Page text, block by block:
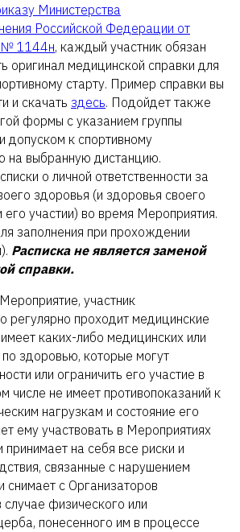
Министерства
Российской Федерации от
1144н, каждый участник обязан
оригинал медицинской справки для
старту. Пример справки вы
и скачать здесь. Подойдет также
формы с указанием группы
допуском к спортивному
на выбранную дистанцию.
о личной ответственности за
здоровья (и здоровья своего
его участии) во время Мероприятия.
заполнения при прохождении
Расписка не является заменой
справки.
участник
регулярно проходит медицинские
каких-либо медицинских или
по здоровью, которые могут
или ограничить его участие в
числе не имеет противопоказаний к
нагрузкам и состояние его
ему участвовать в Мероприятиях
на себя все риски и
связанные с нарушением
снимает с Организаторов
случае физического или
понесенного им в процессе